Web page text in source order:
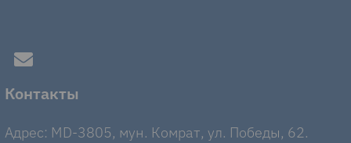
Контакты
Адрес: MD-3805, мун. Комрат, ул. Победы, 62.